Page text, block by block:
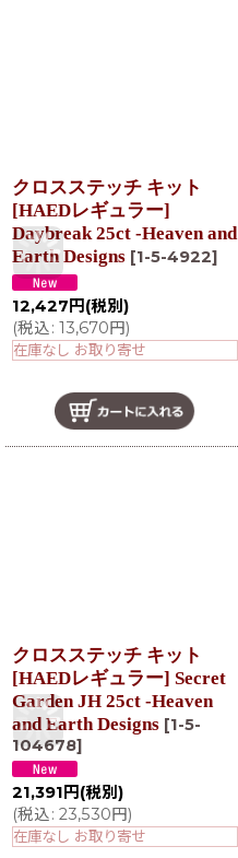
クロスステッチ キット
[HAEDレギュラー]
Daybreak 25ct -Heaven and
Earth Designs [1-5-4922]
12,427 円 (税別)
(税込: 13,670円)
在庫なし お取り寄せ
クロスステッチ キット
[HAEDレギュラー] Secret
Garden JH 25ct -Heaven
and Earth Designs [1-5-
104678]
21,391 円 (税別)
(税込: 23,530円)
在庫なし お取り寄せ